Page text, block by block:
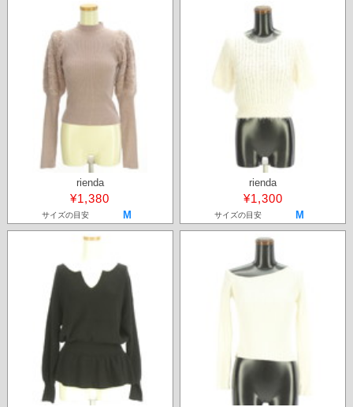
rienda
¥1,380
サイズの目安 M
rienda
¥1,300
サイズの目安 M